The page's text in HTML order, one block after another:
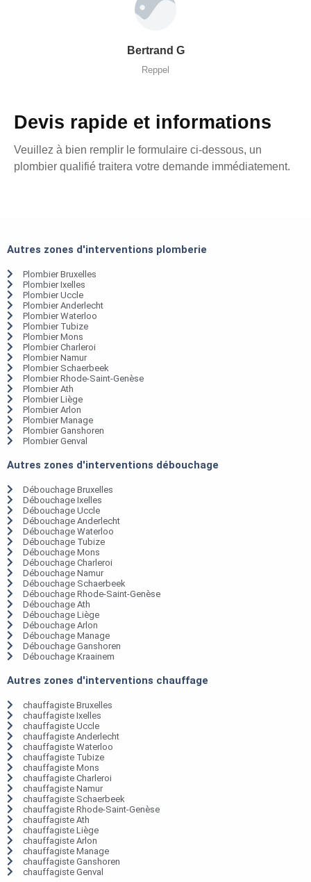
Bertrand G
Reppel
Devis rapide et informations
Veuillez à bien remplir le formulaire ci-dessous, un
plombier qualifié traitera votre demande immédiatement.
Autres zones d'interventions plomberie
Plombier Bruxelles
Plombier Ixelles
Plombier Uccle
Plombier Anderlecht
Plombier Waterloo
Plombier Tubize
Plombier Mons
Plombier Charleroi
Plombier Namur
Plombier Schaerbeek
Plombier Rhode-Saint-Genèse
Plombier Ath
Plombier Liège
Plombier Arlon
Plombier Manage
Plombier Ganshoren
Plombier Genval
Autres zones d'interventions débouchage
Débouchage Bruxelles
Débouchage Ixelles
Débouchage Uccle
Débouchage Anderlecht
Débouchage Waterloo
Débouchage Tubize
Débouchage Mons
Débouchage Charleroi
Débouchage Namur
Débouchage Schaerbeek
Débouchage Rhode-Saint-Genèse
Débouchage Ath
Débouchage Liège
Débouchage Arlon
Débouchage Manage
Débouchage Ganshoren
Débouchage Kraainem
Autres zones d'interventions chauffage
chauffagiste Bruxelles
chauffagiste Ixelles
chauffagiste Uccle
chauffagiste Anderlecht
chauffagiste Waterloo
chauffagiste Tubize
chauffagiste Mons
chauffagiste Charleroi
chauffagiste Namur
chauffagiste Schaerbeek
chauffagiste Rhode-Saint-Genèse
chauffagiste Ath
chauffagiste Liège
chauffagiste Arlon
chauffagiste Manage
chauffagiste Ganshoren
chauffagiste Genval